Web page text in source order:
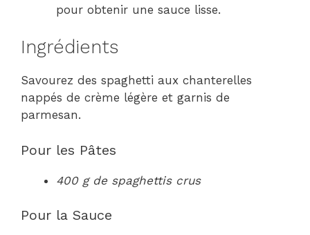
pour obtenir une sauce lisse.
Ingrédients
Savourez des spaghetti aux chanterelles
nappés de crème légère et garnis de
parmesan.
Pour les Pâtes
400 g de spaghettis crus
Pour la Sauce